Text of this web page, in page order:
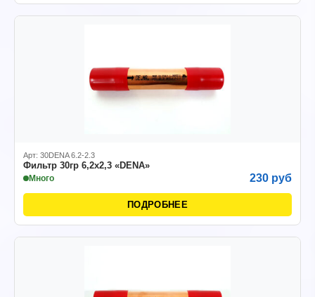
Арт: 30DENA 6.2-2.3
Фильтр 30гр 6,2х2,3 «DENA»
Много 230 руб
ПОДРОБНЕЕ